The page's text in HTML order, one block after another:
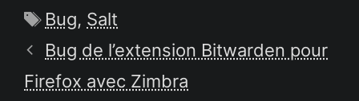
Étiquettes
Bug, Salt
Bug de l’extension Bitwarden pour
Firefox avec Zimbra